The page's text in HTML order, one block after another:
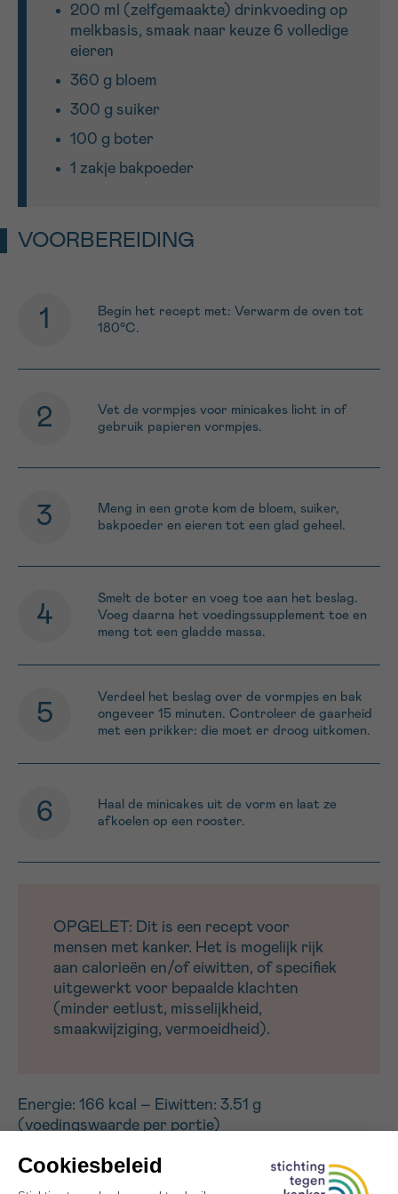
200 ml (zelfgemaakte) drinkvoeding op
melkbasis, smaak naar keuze 6 volledige
eieren
360 g bloem
300 g suiker
100 g boter
1 zakje bakpoeder
VOORBEREIDING
Begin het recept met: Verwarm de oven tot
180°C.
Vet de vormpjes voor minicakes licht in of
gebruik papieren vormpjes.
Meng in een grote kom de bloem, suiker,
bakpoeder en eieren tot een glad geheel.
Smelt de boter en voeg toe aan het beslag.
Voeg daarna het voedingssupplement toe en
meng tot een gladde massa.
Verdeel het beslag over de vormpjes en bak
ongeveer 15 minuten. Controleer de gaarheid
met een prikker: die moet er droog uitkomen.
Haal de minicakes uit de vorm en laat ze
afkoelen op een rooster.
OPGELET: Dit is een recept voor
mensen met kanker. Het is mogelijk rijk
aan calorieën en/of eiwitten, of specifiek
uitgewerkt voor bepaalde klachten
(minder eetlust, misselijkheid,
smaakwijziging, vermoeidheid).
Energie: 166 kcal – Eiwitten: 3.51 g
(voedingswaarde per portie)
Dit is een recept van Benedicte Defever,
voedingsdeskundige-diëtiste, met jarenlange
Sturen